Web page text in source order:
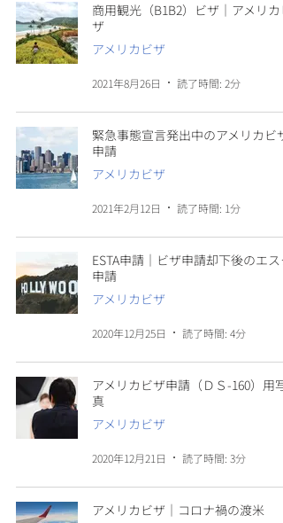
商用観光（B1B2）ビザ｜アメリカビ
ザ
アメリカビザ
2021年8月26日 読了時間: 2分
緊急事態宣言発出中のアメリカビザ
申請
アメリカビザ
2021年2月12日 読了時間: 1分
ESTA申請｜ビザ申請却下後のエスタ
申請
アメリカビザ
2020年12月25日 読了時間: 4分
アメリカビザ申請（ＤＳ-160）用写
真
アメリカビザ
2020年12月21日 読了時間: 3分
アメリカビザ｜コロナ禍の渡米